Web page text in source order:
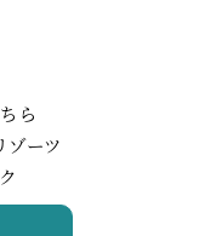
ら
ゾーツ